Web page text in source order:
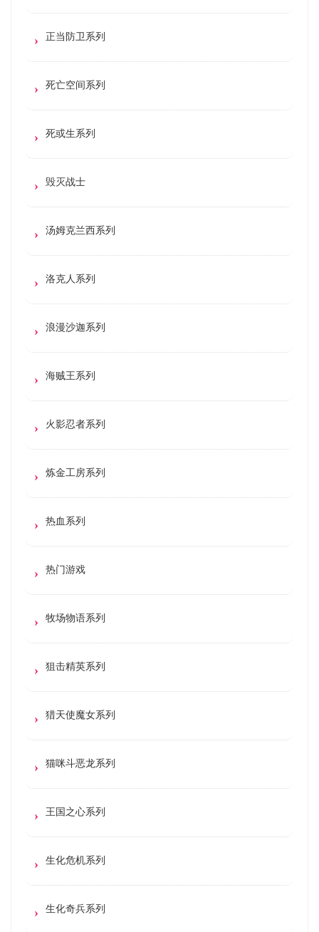
正当防卫系列
死亡空间系列
死或生系列
毁灭战士
汤姆克兰西系列
洛克人系列
浪漫沙迦系列
海贼王系列
火影忍者系列
炼金工房系列
热血系列
热门游戏
牧场物语系列
狙击精英系列
猎天使魔女系列
猫咪斗恶龙系列
王国之心系列
生化危机系列
生化奇兵系列